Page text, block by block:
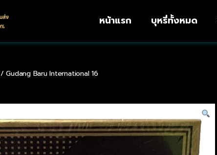
หน้าแรก บุหรี่ทั้งหมด
/ Gudang Baru International 16